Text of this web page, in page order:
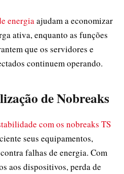
energiaajudam a economizar
ativa, enquanto as funções
que os servidores e
continuem operando.
de Nobreaks
com os nobreaks TS
seus equipamentos,
falhas de energia. Com
aos dispositivos, perda de